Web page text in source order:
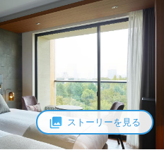
ストーリーを見る